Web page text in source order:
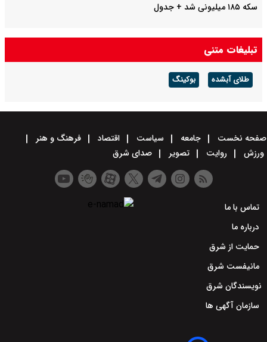
سکه ۱۸۵ میلیونی شد + جدول
تبلیغات متنی
طلای آبشده بوکینگ
صفحه نخست جامعه سیاست اقتصاد
فرهنگ و هنر
ورزش
روایت تصویر صدای شرق
تماس با ما
درباره ما
حمایت از شرق
مانیفست شرق
نویسندگان شرق
سازمان آگهی ها